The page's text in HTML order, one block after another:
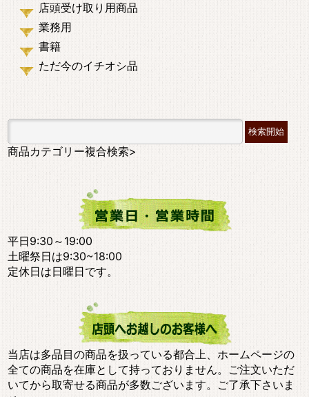
店頭受け取り用商品
業務用
書籍
ただ今のイチオシ品
商品カテゴリー複合検索>
平日9:30～19:00
土曜祭日は9:30~18:00
定休日は日曜日です。
当店は多品目の商品を扱っている都合上、ホームページの
全ての商品を在庫として持っておりません。ご注文いただ
いてから取寄せる商品が多数ございます。ご了承下さいま